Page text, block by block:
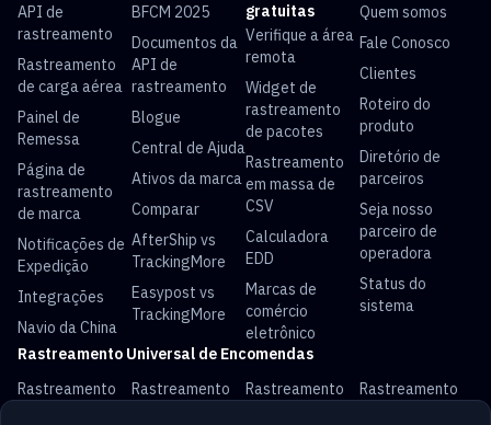
API de
rastreamento
Rastreamento
de carga aérea
Painel de
Remessa
Página de
rastreamento
de marca
Notificações de
Expedição
Integrações
Navio da China
BFCM 2025
Documentos da
API de
rastreamento
Blogue
Central de Ajuda
Ativos da marca
Comparar
AfterShip vs
TrackingMore
Easypost vs
TrackingMore
gratuitas
Verifique a área
remota
Widget de
rastreamento
de pacotes
Rastreamento
em massa de
CSV
Calculadora
EDD
Marcas de
comércio
eletrônico
Quem somos
Fale Conosco
Clientes
Roteiro do
produto
Diretório de
parceiros
Seja nosso
parceiro de
operadora
Status do
sistema
Rastreamento Universal de Encomendas
Rastreamento
Rastreamento
Rastreamento
Rastreamento